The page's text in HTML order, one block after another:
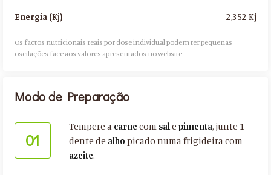
Energia (Kj) 2,352 Kj
Os factos nutricionais reais por dose individual podem ter pequenas
oscilações face aos valores apresentados no website.​
Modo de Preparação
01
Tempere a carne com salepimenta, junte 1
dente de alho picado numa frigideira com
azeite.